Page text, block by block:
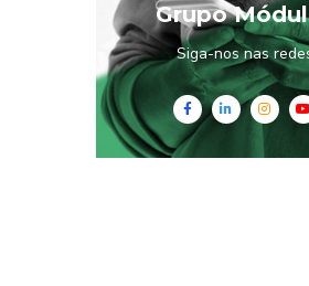
Grupo
Siga-nos nas